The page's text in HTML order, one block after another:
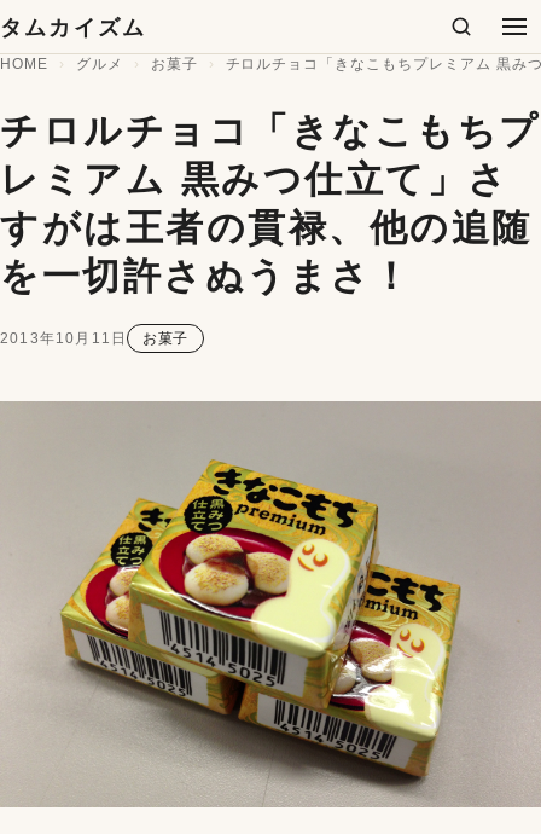
コンテンツへスキップ
タムカイズム 検索 メ
HOME グルメ お菓子 チロルチョコ「きなこもちプレミアム 黒み
チロルチョコ「きなこもちプ
レミアム 黒みつ仕立て」さ
すがは王者の貫禄、他の追随
を一切許さぬうまさ！
2013年10月11日 お菓子